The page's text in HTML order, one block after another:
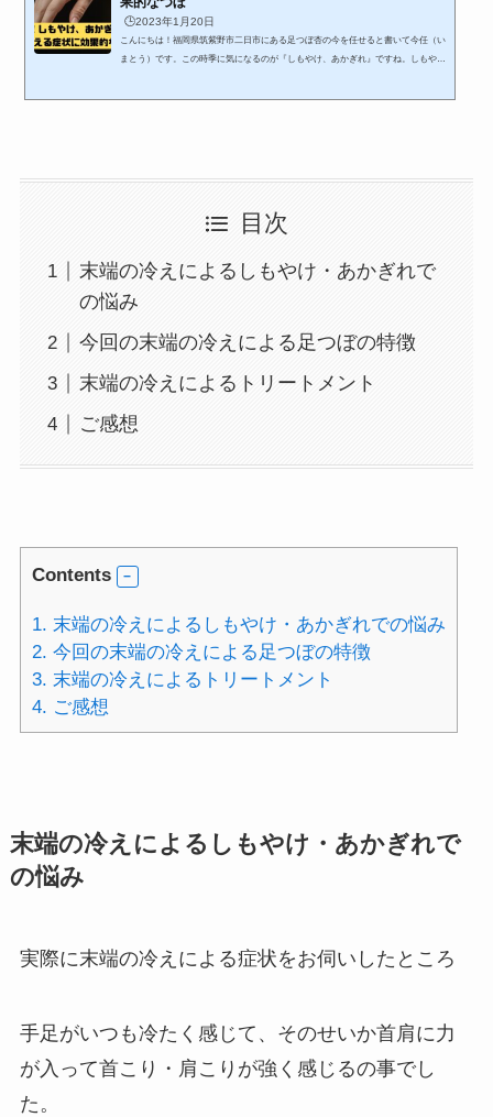
🕒️2023年1月20日
こんにちは！福岡県筑紫野市二日市にある足つぼ杏の今を任せると書いて今任（い
まとう）です。この時季に気になるのが『しもやけ、あかぎれ』ですね。しもやけ
目次
末端の冷えによるしもやけ・あかぎれで
の悩み
今回の末端の冷えによる足つぼの特徴
末端の冷えによるトリートメント
ご感想
Contents
1. 末端の冷えによるしもやけ・あかぎれでの悩み
2. 今回の末端の冷えによる足つぼの特徴
3. 末端の冷えによるトリートメント
4. ご感想
末端の冷えによるしもやけ・あかぎれで
の悩み
実際に末端の冷えによる症状をお伺いしたところ
手足がいつも冷たく感じて、そのせいか首肩に力
が入って首こり・肩こりが強く感じるの事でし
た。